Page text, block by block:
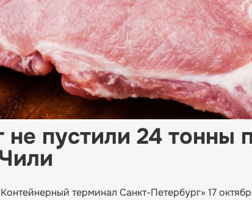
не пустили 24 тонны
терминал Санкт-Петербург» 17